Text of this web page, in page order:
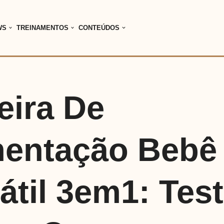
TREINAMENTOS CONTEÚDOS
De
Bebê
3em1: